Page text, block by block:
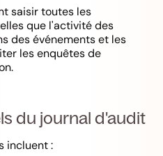
saisir toutes les
que l'activité des
des événements et les
les enquêtes de
du journal d'audit
incluent :